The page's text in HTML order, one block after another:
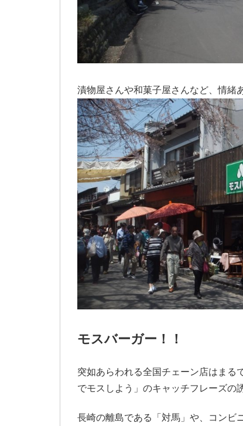
漬物屋さんや和菓子屋さんなど、情
モスバーガー！！
突如あらわれる全国チェーン店はまる
でモスしよう」のキャッチフレーズの
長崎の離島である「対馬」や、コンビ